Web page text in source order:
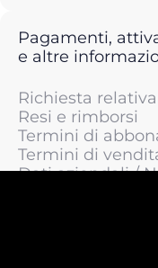
Pagamenti,
e altre
Richiesta
Resi e rimborsi
Termini di
Termini di
Dati aziendali /